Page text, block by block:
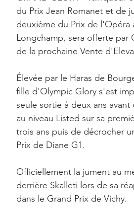
du Prix Jean Romanet et de
deuxième du Prix de l'Opéra
Longchamp, sera offerte par
de la prochaine Vente
Élevée par le Haras de
fille d'Olympic Glory s'est
seule sortie à deux ans avant
au niveau Listed sur sa
trois ans puis de décrocher
Prix de Diane G1.
Officiellement la jument au
derrière Skalleti lors de sa
dans le Grand Prix de Vichy.